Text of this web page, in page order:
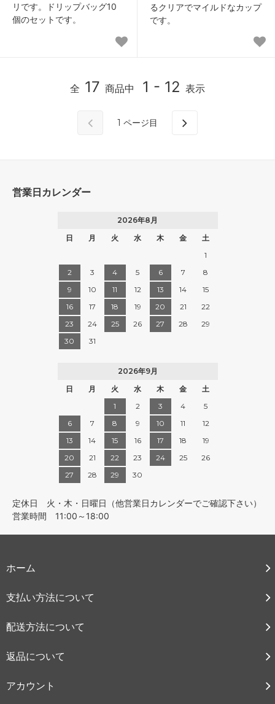
リです。ドリップバッグ10
個のセットです。
るクリアでマイルドなカップ
です。
全 17 商品中 1 - 12 表示
1 ページ目
営業日カレンダー
2026年8月
日
月 火 水 木 金
土
1
2
3 4 5 6 7
8
9
10 11 12 13 14
15
16
17 18 19 20 21
22
23
24 25 26 27 28
29
30
31
2026年9月
日
月 火 水 木 金
土
1
2 3 4
5
6
7 8 9 10 11
12
13
14 15 16 17 18
19
20
21 22 23 24 25
26
27
28 29 30
定休日 火・木・日曜日（他営業日カレンダーでご確認下さい）
営業時間 11:00～18:00
ホーム
支払い方法について
配送方法について
返品について
アカウント